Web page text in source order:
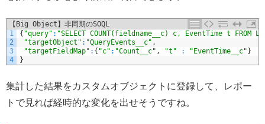
【Big Object】非同期のSOQL
1
2
3
4
{ "query" : "SELECT COUNT(fieldname__c) c, EventTime t FROM
"targetObject" : "QueryEvents__c" ,
"targetFieldMap" : { "c" : "Count__c" , "t" : "EventTime__c"}
}
集計した結果をカスタムオブジェクトに登録して、レポー
トで見れば経時的な変化を出せそうですね。